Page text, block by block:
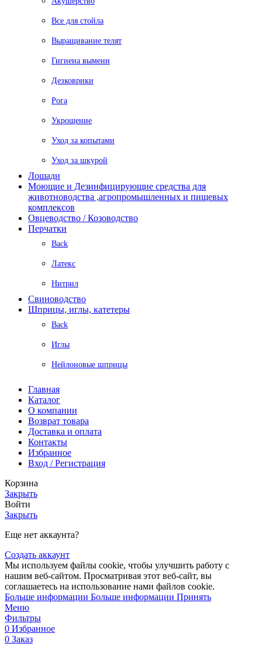
Все для стойла
Выращивание телят
Гигиена вымени
Дезковрики
Рога
Укрощение
Уход за копытами
Уход за шкурой
Лошади
Моющие и Дезинфицирующие средства для
животноводства ,агропромышленных и пищевых
комплексов
Овцеводство / Козоводство
Перчатки
Back
Латекс
Нитрил
Свиноводство
Шприцы, иглы, катетеры
Back
Иглы
Нейлоновые шприцы
Главная
Каталог
О компании
Возврат товара
Доставка и оплата
Контакты
Избранное
Вход / Регистрация
Корзина
Закрыть
Войти
Закрыть
Еще нет аккаунта?
Создать аккаунт
Мы используем файлы cookie, чтобы улучшить работу с
нашим веб-сайтом. Просматривая этот веб-сайт, вы
соглашаетесь на использование нами файлов cookie.
Больше информации Больше информации Принять
Меню
Фильтры
0 Избранное
0 Заказ